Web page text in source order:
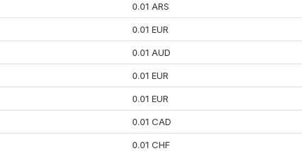
0.01 ARS
0.01 EUR
0.01 AUD
0.01 EUR
0.01 EUR
0.01 CAD
0.01 CHF